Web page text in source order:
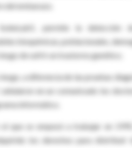
del embarazo.
permite la detección
bioquímicas, poblacionales,
de sufrir un trastorno genético.
a diferencia de las pruebas
en un comunicado los
informático.
el que se empezó a trabajar en
los derechos para distribuir